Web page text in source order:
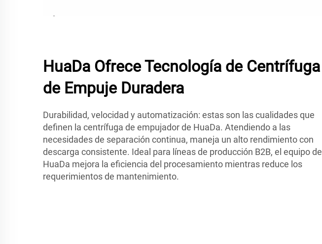
HuaDa Ofrece Tecnología de Centrífuga
de Empuje Duradera
Durabilidad, velocidad y automatización: estas son las cualidades que
definen la centrífuga de empujador de HuaDa. Atendiendo a las
necesidades de separación continua, maneja un alto rendimiento con
descarga consistente. Ideal para líneas de producción B2B, el equipo de
HuaDa mejora la eficiencia del procesamiento mientras reduce los
requerimientos de mantenimiento.